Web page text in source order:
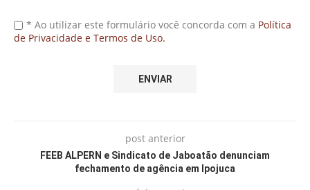
* Ao utilizar este formulário você concorda com a Política
de Privacidade e Termos de Uso.
post anterior
FEEB ALPERN e Sindicato de Jaboatão denunciam
fechamento de agência em Ipojuca